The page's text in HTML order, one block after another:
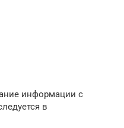
информации с
в